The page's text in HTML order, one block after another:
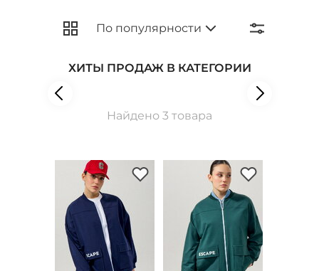
ХИТЫ ПРОДАЖ В КАТЕГОРИИ
Найдено 3 товара